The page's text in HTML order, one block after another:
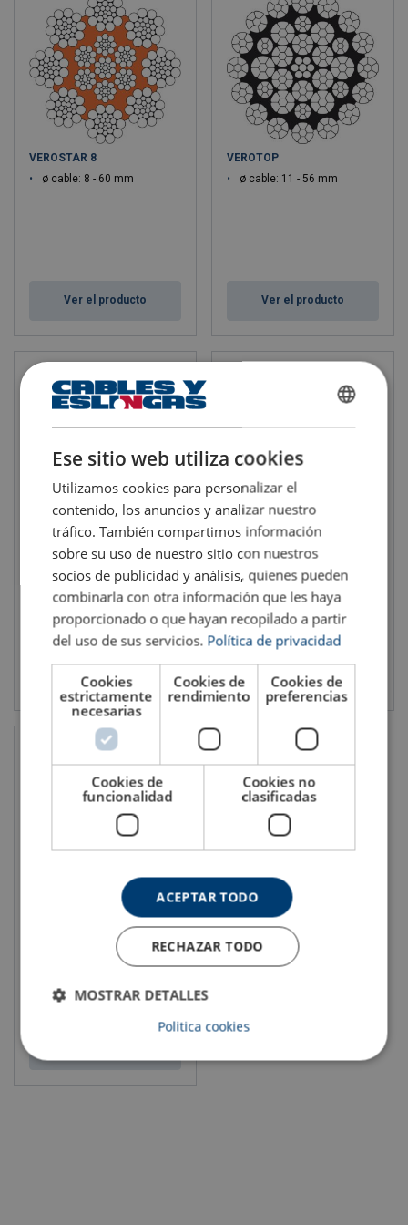
VEROSTAR 8
ø cable: 8 - 60 mm
Ver el producto
VEROTOP
ø cable: 11 - 56 mm
Ver el producto
VEROTECH 10
ø cable: 6 - 34 mm
Ver el producto
VEROSTEEL 8
ø cable: 16 - 50 mm
Ver el producto
ø cable: 8 - 60 mm
ENGLISH TRANSLATION
Ese sitio web utiliza cookies
Utilizamos cookies para personalizar el
contenido, los anuncios y analizar nuestro
tráfico. También compartimos información
sobre su uso de nuestro sitio con nuestros
socios de publicidad y análisis, quienes pueden
combinarla con otra información que les haya
proporcionado o que hayan recopilado a partir
del uso de sus servicios. Política de privacidad
Cookies
estrictamente
necesarias
Cookies de
rendimiento
Cookies de
preferencias
Cookies de
funcionalidad
Cookies no
clasificadas
ACEPTAR TODO
RECHAZAR TODO
MOSTRAR DETALLES
Politica cookies